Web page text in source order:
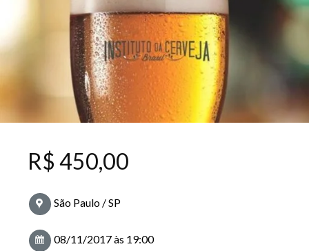
R$ 450,00
São Paulo / SP
08/11/2017 às 19:00